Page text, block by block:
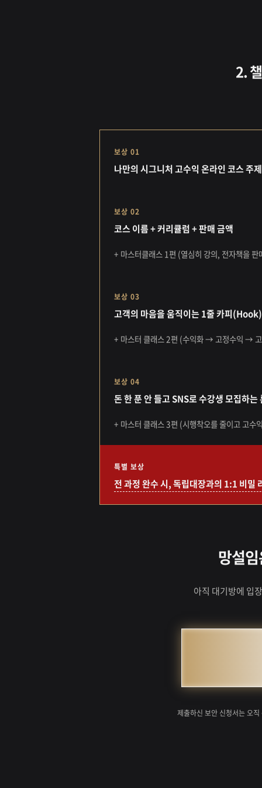
2.
보상 01
나만의 시그니처 고수익 온라인 코스 주
보상 02
코스 이름 + 커리큘럼 + 판매 금액
+ 마스터클래스 1편 (열심히 강의, 전자책을 판
보상 03
고객의 마음을 움직이는 1줄 카피
+ 마스터 클래스 2편 (수익화 → 고정수익 →
보상 04
돈 한 푼 안 들고 SNS로 수강생 모집하는
+ 마스터 클래스 3편 (시행착오를 줄이고 고수
특별 보상
전 과정 완수 시, 독립대장과의 1:1 비밀
망설
아직 대기방에 입
제출하신 보안 신청서는 오